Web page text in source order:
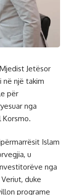
Jetësor
në një takim
për
nga
Korsmo.
Islam
u
nga
duke
programe